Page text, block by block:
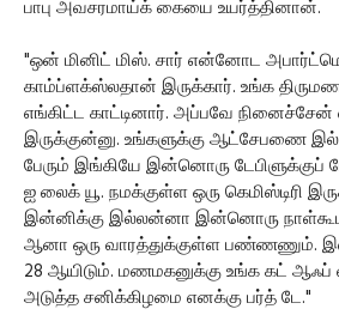
பாபு அவசரமாய்க் கையை உயர்த்தினான்.
"ஒன் மினிட் மிஸ். சார் என்னோட
காம்ப்ளக்ஸ்லதான் இருக்கார். உங்க
எங்கிட்ட காட்டினார். அப்பவே நினைச்சேன்
இருக்குன்னு. உங்களுக்கு ஆட்சேபணை
பேரும் இங்கியே இன்னொரு டேபிளுக்குப்
ஐ லைக் யூ. நமக்குள்ள ஒரு கெமிஸ்டிரி
இன்னிக்கு இல்லன்னா இன்னொரு
ஆனா ஒரு வாரத்துக்குள்ள பண்ணணும்.
28 ஆயிடும். மணமகனுக்கு உங்க கட் ஆஃப்
அடுத்த சனிக்கிழமை எனக்கு பர்த் டே."